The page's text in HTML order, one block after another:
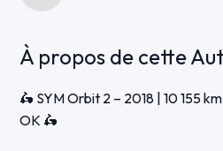
À propos de cette
🛵 SYM Orbit 2 – 2018 | 10 155
OK 🛵